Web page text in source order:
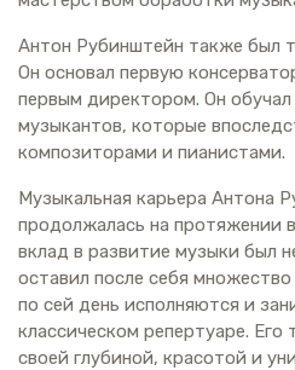
Антон Рубинштейн также был
Он основал первую
первым директором. Он
музыкантов, которые
композиторами и пианистами.
Музыкальная карьера Антона
продолжалась на протяжении
вклад в развитие музыки был
оставил после себя
по сей день исполняются и
классическом репертуаре. Его
своей глубиной, красотой и